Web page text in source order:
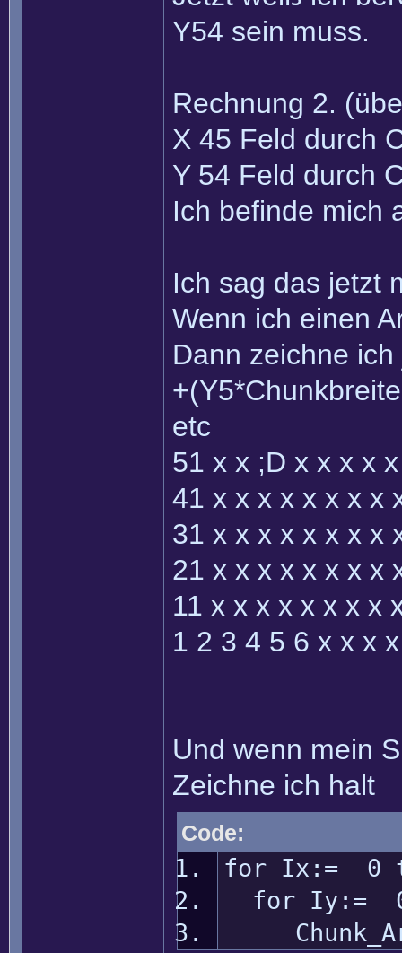
Y54 sein muss.
Rechnung 2.
X 45 Feld durch
Y 54 Feld durch
Ich befinde mich
Ich sag das jetzt
Wenn ich einen
Dann zeichne
etc
51 x x ;D x x x x
41 x x x x x x x x
31 x x x x x x x x
21 x x x x x x x x
11 x x x x x x x x
1 2 3 4 5 6 x x x
Und wenn mein
Zeichne ich halt
Code:
for Ix:= 0
for Iy:= 0